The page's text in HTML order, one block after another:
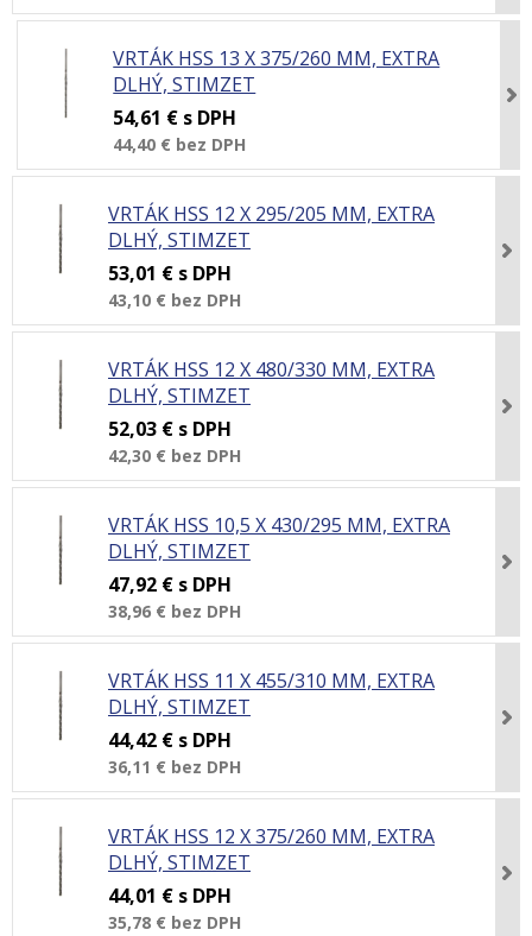
VRTÁK HSS 13 X 375/260 MM, EXTRA
DLHÝ, STIMZET
54,61 € s DPH
44,40 € bez DPH
VRTÁK HSS 12 X 295/205 MM, EXTRA
DLHÝ, STIMZET
53,01 € s DPH
43,10 € bez DPH
VRTÁK HSS 12 X 480/330 MM, EXTRA
DLHÝ, STIMZET
52,03 € s DPH
42,30 € bez DPH
VRTÁK HSS 10,5 X 430/295 MM, EXTRA
DLHÝ, STIMZET
47,92 € s DPH
38,96 € bez DPH
VRTÁK HSS 11 X 455/310 MM, EXTRA
DLHÝ, STIMZET
44,42 € s DPH
36,11 € bez DPH
VRTÁK HSS 12 X 375/260 MM, EXTRA
DLHÝ, STIMZET
44,01 € s DPH
35,78 € bez DPH